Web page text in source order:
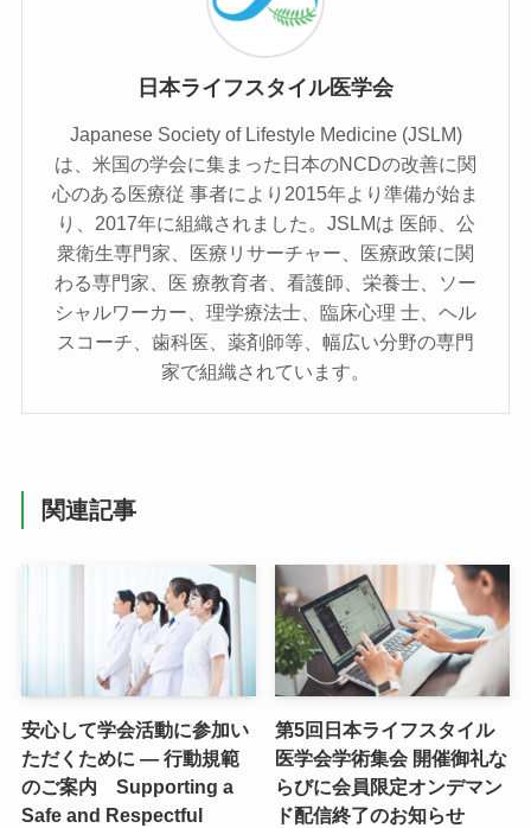
日本ライフスタイル医学会
Japanese Society of Lifestyle Medicine (JSLM)
は、⽶国の学会に集まった⽇本のNCDの改善に関
⼼のある医療従 事者により2015年より準備が始ま
り、2017年に組織されました。JSLMは 医師、公
衆衛⽣専⾨家、医療リサーチャー、医療政策に関
わる専⾨家、医 療教育者、看護師、栄養⼠、ソー
シャルワーカー、理学療法⼠、臨床⼼理 ⼠、ヘル
スコーチ、⻭科医、薬剤師等、幅広い分野の専⾨
家で組織されています。
関連記事
安心して学会活動に参加い
ただくために ― 行動規範
のご案内 Supporting a
Safe and Respectful
第5回日本ライフスタイル
医学会学術集会 開催御礼な
らびに会員限定オンデマン
ド配信終了のお知らせ